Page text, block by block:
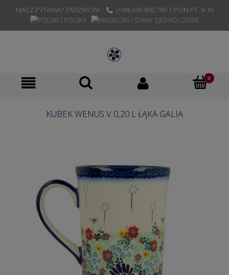
MASZ PYTANIA? ZADZWOŃ! (+48) 690 800 780 | PON-PT. 9-16
KUBEK WENUS V 0,20 L ŁĄKA GALIA